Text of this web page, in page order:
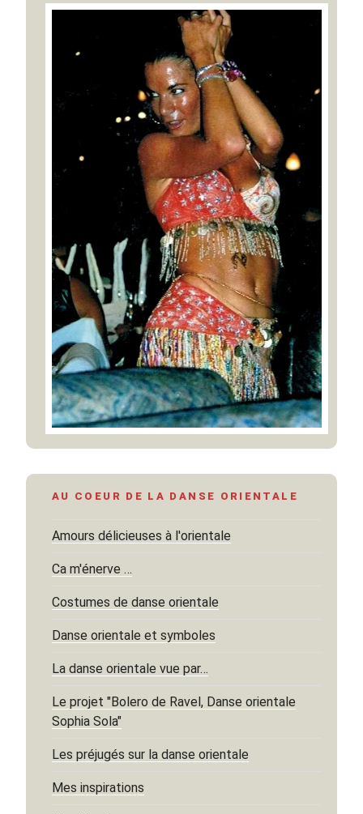
AU COEUR DE LA DANSE ORIENTALE
Amours délicieuses à l'orientale
Ca m'énerve …
Costumes de danse orientale
Danse orientale et symboles
La danse orientale vue par…
Le projet "Bolero de Ravel, Danse orientale
Sophia Sola"
Les préjugés sur la danse orientale
Mes inspirations